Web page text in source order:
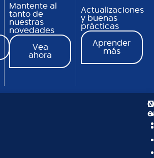
Mantente al
tanto de
nuestras
novedades
Vea
ahora
Actualizaciones
y buenas
prácticas
Aprender
más